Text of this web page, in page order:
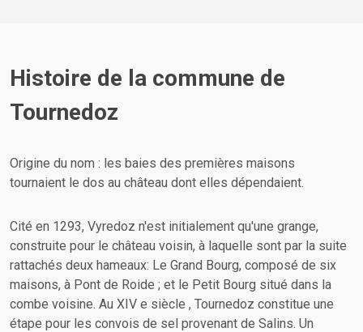
Histoire de la commune de
Tournedoz
Origine du nom : les baies des premières maisons
tournaient le dos au château dont elles dépendaient.
Cité en 1293, Vyredoz n'est initialement qu'une grange,
construite pour le château voisin, à laquelle sont par la suite
rattachés deux hameaux: Le Grand Bourg, composé de six
maisons, à Pont de Roide ; et le Petit Bourg situé dans la
combe voisine. Au XIV e siècle , Tournedoz constitue une
étape pour les convois de sel provenant de Salins. Un